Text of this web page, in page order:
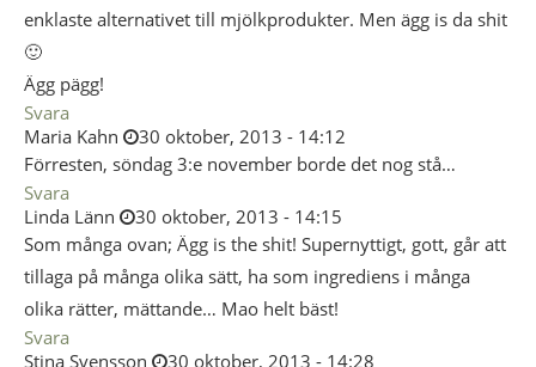
enklaste alternativet till mjölkprodukter. Men ägg is da shit
🙂
Ägg pägg!
Svara
Maria Kahn
30 oktober, 2013 - 14:12
Förresten, söndag 3:e november borde det nog stå…
Svara
Linda Länn
30 oktober, 2013 - 14:15
Som många ovan; Ägg is the shit! Supernyttigt, gott, går att
tillaga på många olika sätt, ha som ingrediens i många
olika rätter, mättande… Mao helt bäst!
Svara
Stina Svensson
30 oktober, 2013 - 14:28